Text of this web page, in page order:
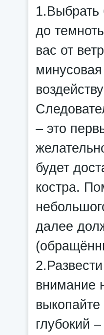
1.Выбрать
до
вас от
– это
будет
костра.
далее
внимание
глубокий